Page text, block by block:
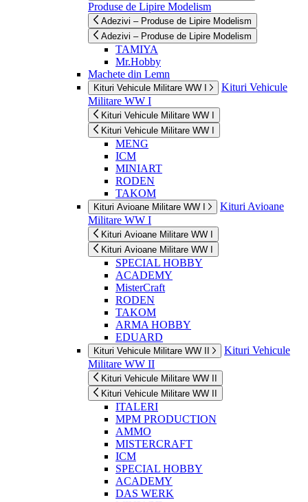
Produse de Lipire Modelism
Adezivi – Produse de Lipire Modelism
Adezivi – Produse de Lipire Modelism
TAMIYA
Mr.Hobby
Machete din Lemn
Kituri Vehicule Militare WW I
Kituri Vehicule
Militare WW I
Kituri Vehicule Militare WW I
Kituri Vehicule Militare WW I
MENG
ICM
MINIART
RODEN
TAKOM
Kituri Avioane Militare WW I
Kituri Avioane
Militare WW I
Kituri Avioane Militare WW I
Kituri Avioane Militare WW I
SPECIAL HOBBY
ACADEMY
MisterCraft
RODEN
TAKOM
ARMA HOBBY
EDUARD
Kituri Vehicule Militare WW II
Kituri Vehicule
Militare WW II
Kituri Vehicule Militare WW II
Kituri Vehicule Militare WW II
ITALERI
MPM PRODUCTION
AMMO
MISTERCRAFT
ICM
SPECIAL HOBBY
ACADEMY
DAS WERK